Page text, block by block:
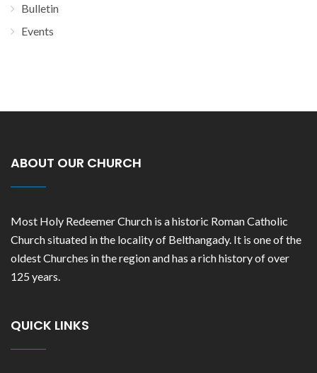
Bulletin
Events
ABOUT OUR CHURCH
Most Holy Redeemer Church is a historic Roman Catholic
Church situated in the locality of Belthangady. It is one of the
oldest Churches in the region and has a rich history of over
125 years.
QUICK LINKS